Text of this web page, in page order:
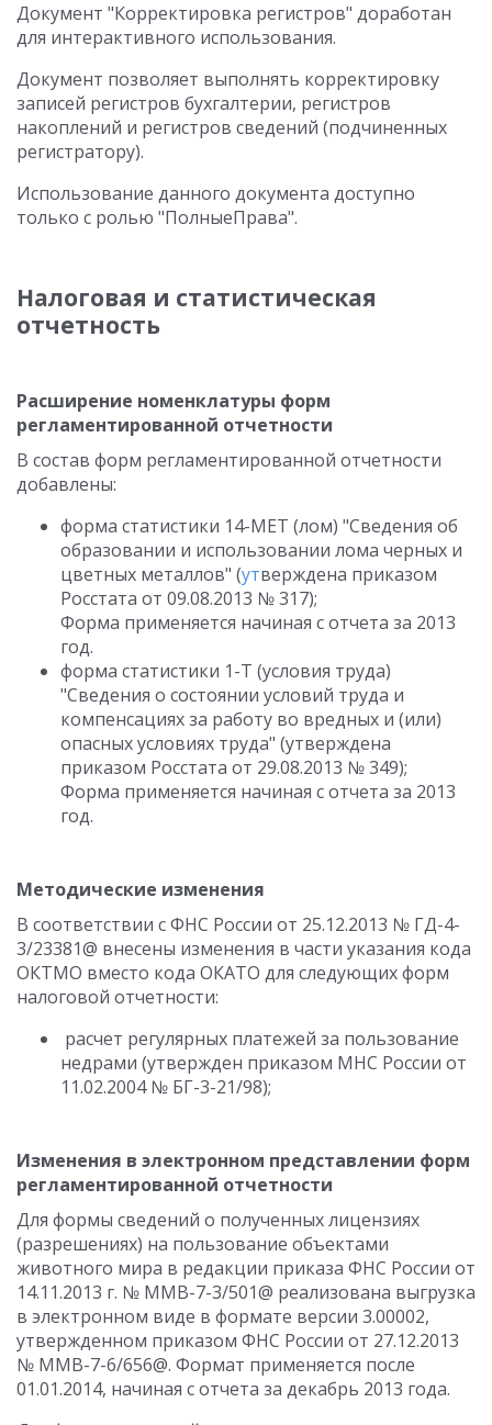
Документ "Корректировка регистров" доработан
для интерактивного использования.
Документ позволяет выполнять корректировку
записей регистров бухгалтерии, регистров
накоплений и регистров сведений (подчиненных
регистратору).
Использование данного документа доступно
только с ролью "ПолныеПрава".
Налоговая и статистическая
отчетность
Расширение номенклатуры форм
регламентированной отчетности
В состав форм регламентированной отчетности
добавлены:
форма статистики 14-МЕТ (лом) "Сведения об
образовании и использовании лома черных и
цветных металлов" (утверждена приказом
Росстата от 09.08.2013 № 317);
Форма применяется начиная с отчета за 2013
год.
форма статистики 1-Т (условия труда)
"Сведения о состоянии условий труда и
компенсациях за работу во вредных и (или)
опасных условиях труда" (утверждена
приказом Росстата от 29.08.2013 № 349);
Форма применяется начиная с отчета за 2013
год.
Методические изменения
В соответствии с ФНС России от 25.12.2013 № ГД-4-
3/23381@ внесены изменения в части указания кода
ОКТМО вместо кода ОКАТО для следующих форм
налоговой отчетности:
расчет регулярных платежей за пользование
недрами (утвержден приказом МНС России от
11.02.2004 № БГ-3-21/98);
Изменения в электронном представлении форм
регламентированной отчетности
Для формы сведений о полученных лицензиях
(разрешениях) на пользование объектами
животного мира в редакции приказа ФНС России от
14.11.2013 г. № ММВ-7-3/501@ реализована выгрузка
в электронном виде в формате версии 3.00002,
утвержденном приказом ФНС России от 27.12.2013
№ ММВ-7-6/656@. Формат применяется после
01.01.2014, начиная с отчета за декабрь 2013 года.